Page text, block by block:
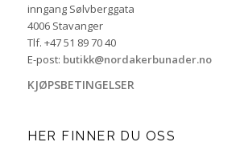
inngang Sølvberggata
4006 Stavanger
Tlf. +47 51 89 70 40
E-post: butikk@nordakerbunader.no
KJØPSBETINGELSER
HER FINNER DU OSS